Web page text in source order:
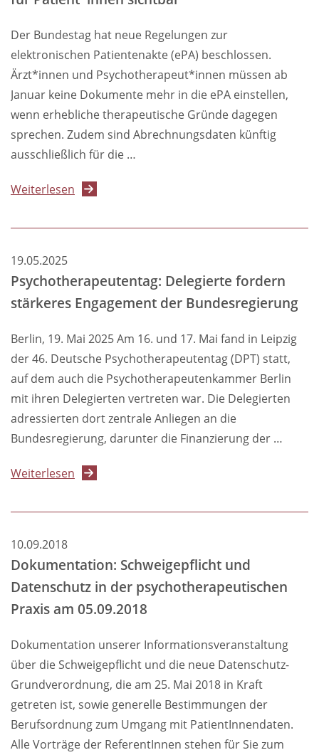
Der Bundestag hat neue Regelungen zur
elektronischen Patientenakte (ePA) beschlossen.
Ärzt*innen und Psychotherapeut*innen müssen ab
Januar keine Dokumente mehr in die ePA einstellen,
wenn erhebliche therapeutische Gründe dagegen
sprechen. Zudem sind Abrechnungsdaten künftig
ausschließlich für die …
Weiterlesen über
Praxen
mehr
Handlungsspielraum
Abrechnungsdaten
nur
für
Patient*innen
sichtbar
19.05.2025
Psychotherapeutentag: Delegierte fordern
stärkeres Engagement der Bundesregierung
Berlin, 19. Mai 2025 Am 16. und 17. Mai fand in Leipzig
der 46. Deutsche Psychotherapeutentag (DPT) statt,
auf dem auch die Psychotherapeutenkammer Berlin
mit ihren Delegierten vertreten war. Die Delegierten
adressierten dort zentrale Anliegen an die
Bundesregierung, darunter die Finanzierung der …
Weiterlesen über
Delegierte
Engagement
der
Bundesregierung
10.09.2018
Dokumentation: Schweigepflicht und
Datenschutz in der psychotherapeutischen
Praxis am 05.09.2018
Dokumentation unserer Informationsveranstaltung
über die Schweigepflicht und die neue Datenschutz-
Grundverordnung, die am 25. Mai 2018 in Kraft
getreten ist, sowie generelle Bestimmungen der
Berufsordnung zum Umgang mit PatientInnendaten.
Alle Vorträge der ReferentInnen stehen für Sie zum